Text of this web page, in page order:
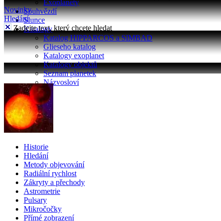
Exoplanety
Souhvězdí
Slunce
Katalogy
Katalog HIPPARCOS a SIMBAD
Glieseho katalog
Katalogy exoplanet
Katalogy objektů
Seznam planetek
Názvosloví
Novinky
Hledání
Zadejte text, který chcete hledat
Historie
Hledání
Metody objevování
Radiální rychlost
Zákryty a přechody
Astrometrie
Pulsary
Mikročočky
Přímé zobrazení